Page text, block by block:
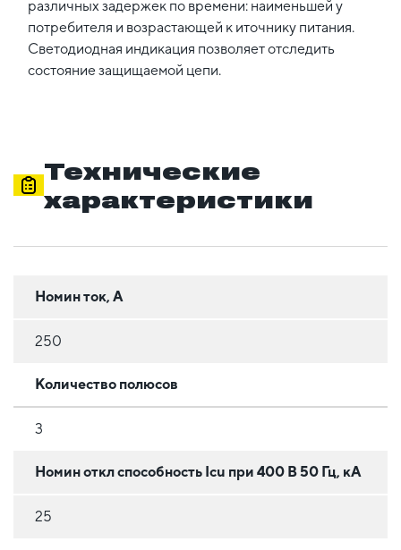
различных задержек по времени: наименьшей у
потребителя и возрастающей к иточнику питания.
Светодиодная индикация позволяет отследить
состояние защищаемой цепи.
Технические
характеристики
Номин ток, А
250
Количество полюсов
3
Номин откл способность Icu при 400 В 50 Гц, кА
25